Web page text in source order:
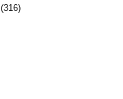
(316)